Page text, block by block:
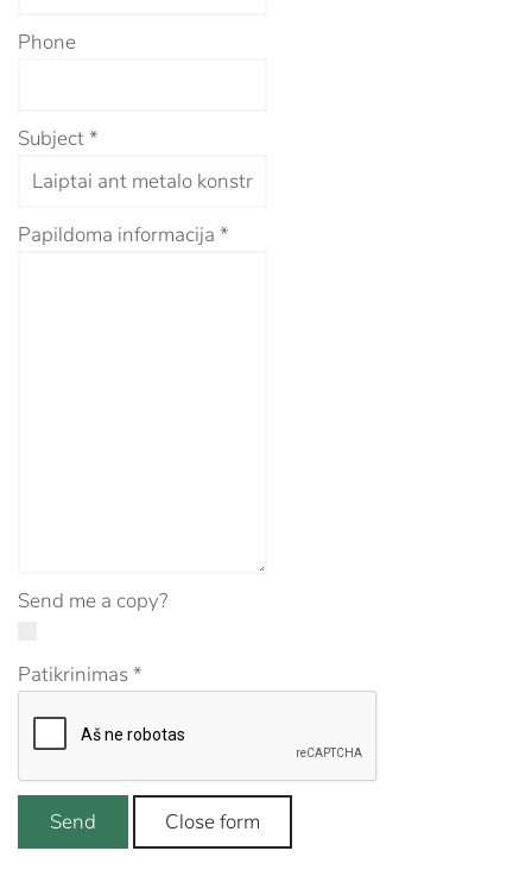
Phone
Subject*
Papildoma informacija *
Send me a copy?
Patikrinimas*
Send Close form